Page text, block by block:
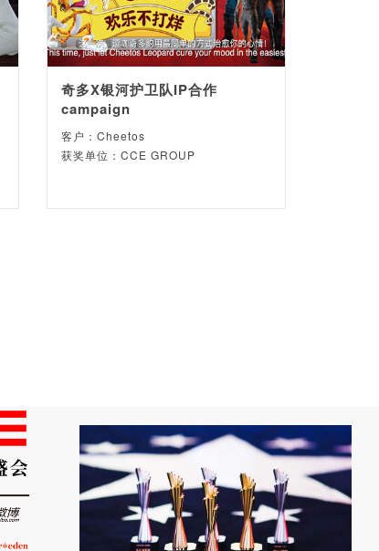
奇多X银河护卫队IP合作
campaign
客户：Cheetos
获奖单位：CCE GROUP